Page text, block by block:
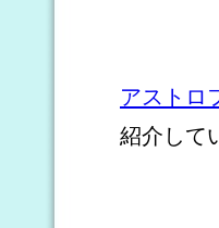
アストロ
紹介して